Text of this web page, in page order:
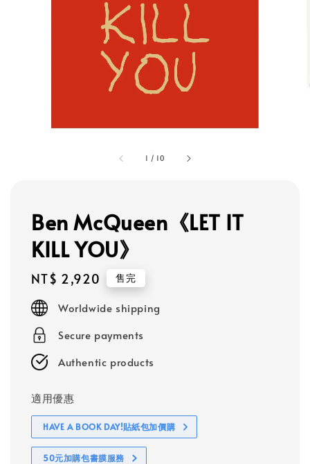
1 / 10
Ben McQueen《LET IT
KILL YOU》
Regular
price
NT$ 2,920 售完
Worldwide shipping
Secure payments
Authentic products
適用優惠
HAVE A BOOK DAY!貼紙包加價購
50元加購包書膜服務